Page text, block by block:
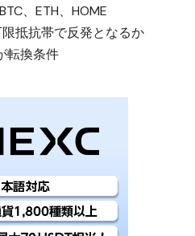
、ETH、HOME
抵抗帯で反発となるか
転換条件